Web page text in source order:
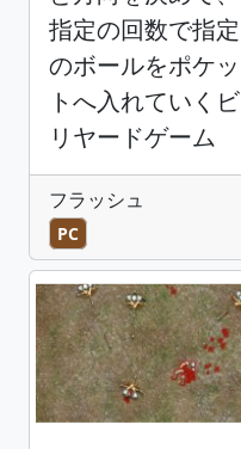
指定の回数で指定
のボールをポケッ
トへ入れていくビ
リヤードゲーム
フラッシュ
PC